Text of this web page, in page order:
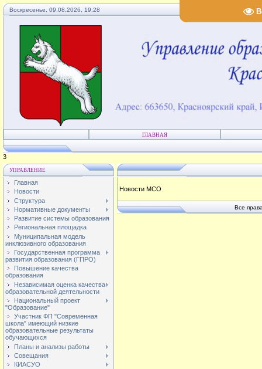
Воскресенье, 09.08.2026, 19:28
ГЛАВНАЯ
4
УПРАВЛЕНИЕ
Главная
Новости
Структура
Нормативные документы
Развитие системы образования
Региональная площадка
Муниципальная модель
инклюзивного образования
Государственная программа
развития образования (ГПРО)
Повышение качества
образования
Независимая оценка качества
образовательной деятельности
Национальный проект
"Образование"
Участник ФП "Современная
школа" имеющий низкие
образовательные результаты
обучающихся
Планы и анализы работы
Совещания
КИАСУО
Новости МСО
Все